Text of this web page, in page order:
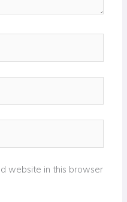
website in this browser